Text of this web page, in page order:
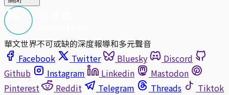
華文世界不可或缺的深度報導和多元聲音
Facebook
Twitter Bluesky
Discord
Github
Instagram Linkedin
Mastodon
Pinterest
Reddit Telegram Threads
Tiktok